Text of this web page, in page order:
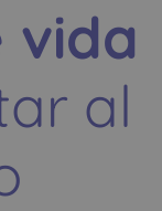
vida
al